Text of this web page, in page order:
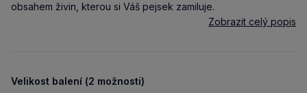
obsahem živin, kterou si Váš pejsek zamiluje.
Zobrazit celý popis
Velikost balení (2 možnosti)